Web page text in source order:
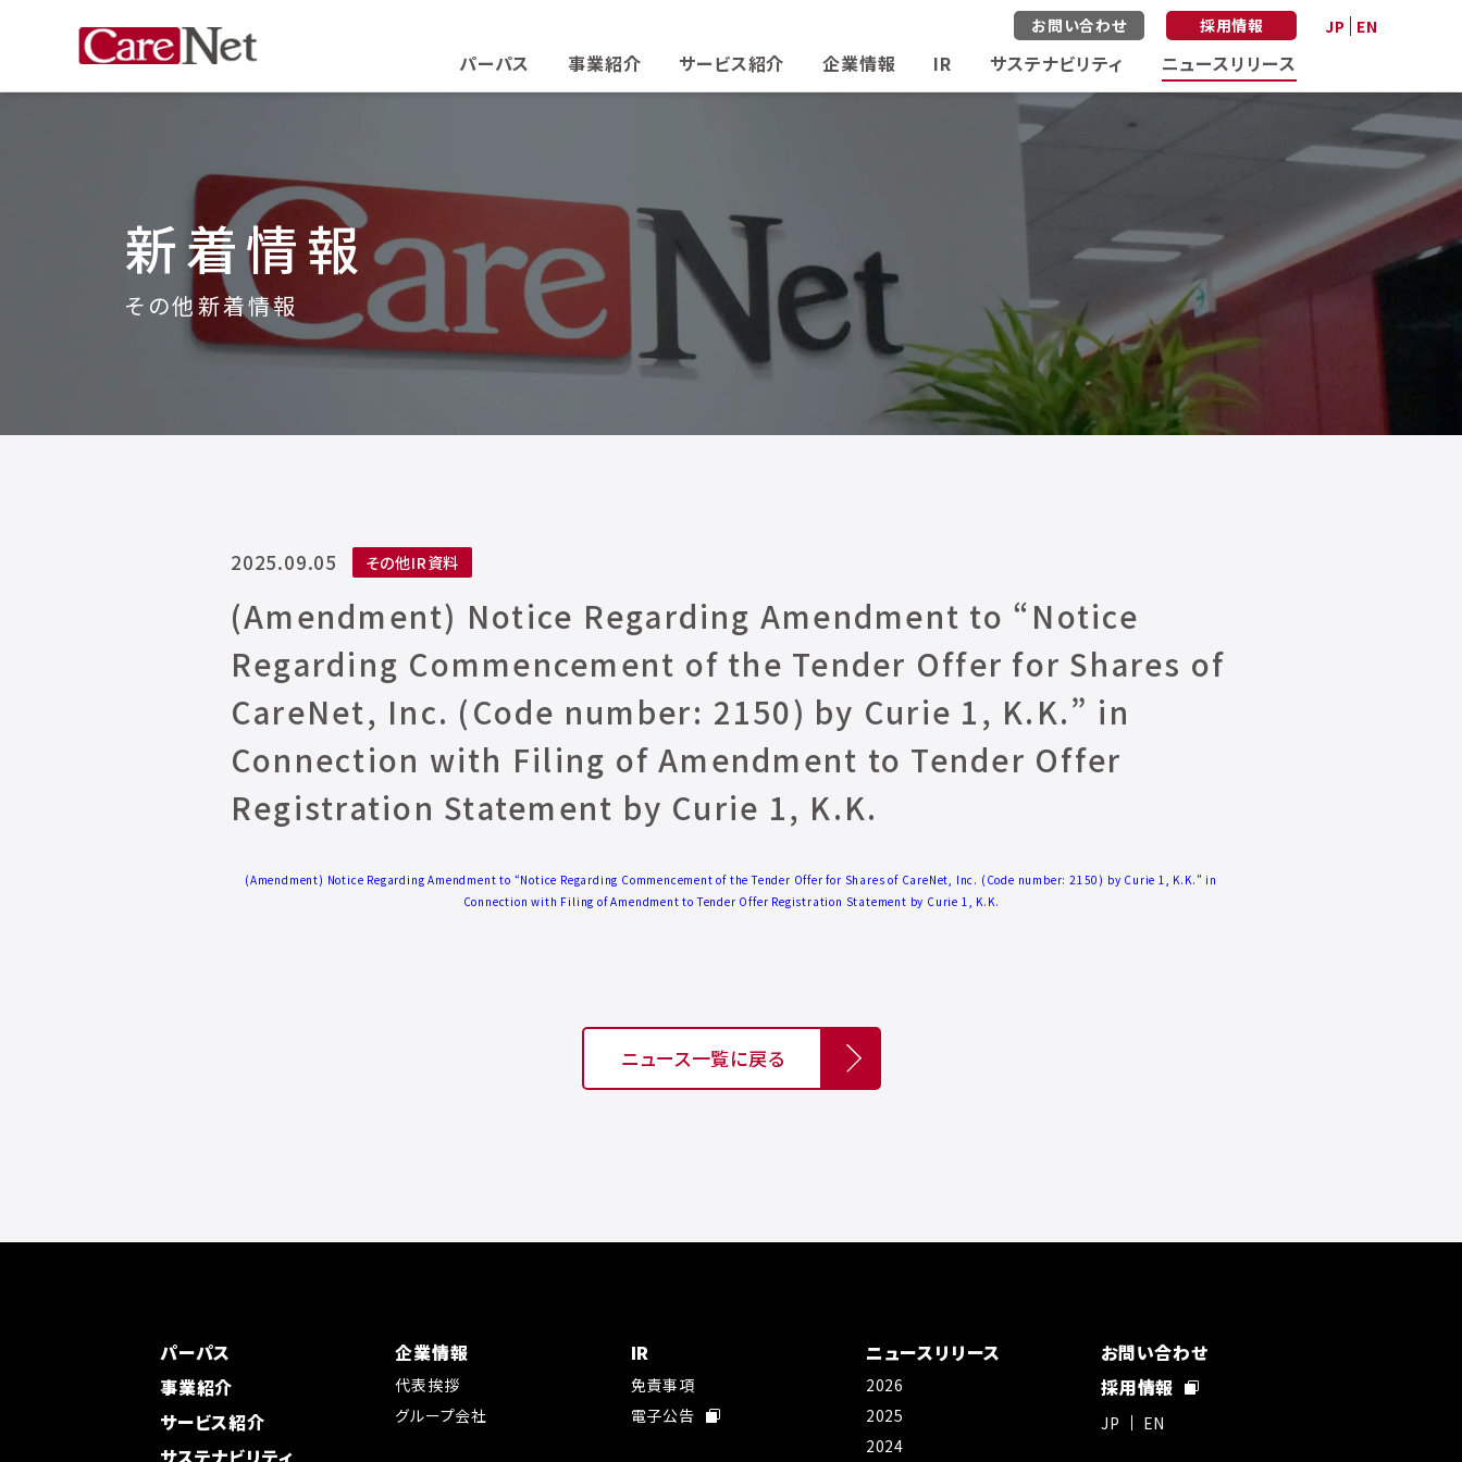
お問い合わせ 採用情報 JP EN
パーパス 事業紹介 サービス紹介 企業情報 IR サステナビリティ ニュースリリース
新着情報
その他新着情報
2025.09.05 その他IR資料
(Amendment) Notice Regarding Amendment to “Notice
Regarding Commencement of the Tender Offer for Shares of
CareNet, Inc. (Code number: 2150) by Curie 1, K.K.” in
Connection with Filing of Amendment to Tender Offer
Registration Statement by Curie 1, K.K.
(Amendment) Notice Regarding Amendment to “Notice Regarding Commencement of the Tender Offer for Shares of CareNet, Inc. (Code number: 2150) by Curie 1, K.K.” in
Connection with Filing of Amendment to Tender Offer Registration Statement by Curie 1, K.K.
ニュース一覧に戻る
パーパス
事業紹介
サービス紹介
サステナビリティ
企業情報
代表挨拶
グループ会社
IR
免責事項
電子公告
ニュースリリース
2026
2025
2024
お問い合わせ
採用情報
JP EN